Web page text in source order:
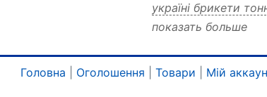
україні брикети
тонн
тонн україні
деревні тонн
показать больше
Головна Оголошення Товари Мій